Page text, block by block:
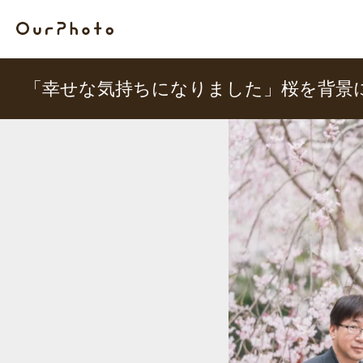
「幸せな気持ちになりました」桜を背